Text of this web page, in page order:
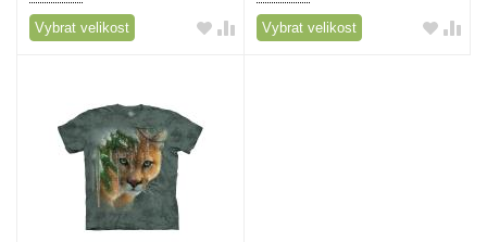
Vybrat velikost Vybrat velikost